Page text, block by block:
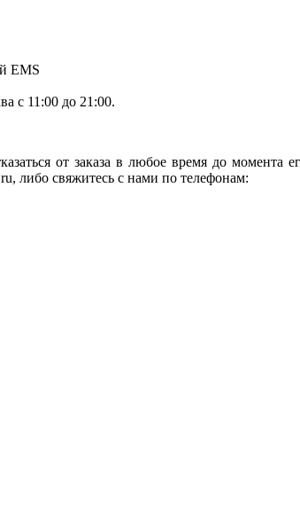
EMS
с 11:00 до 21:00.
от заказа в любое время до
либо свяжитесь с нами по телефонам: